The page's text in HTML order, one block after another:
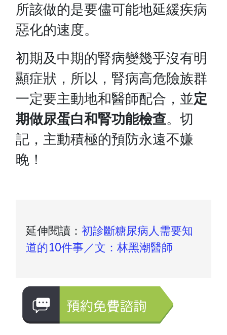
所該做的是要儘可能地延緩疾病
惡化的速度。
初期及中期的腎病變幾乎沒有明
顯症狀， 所以，腎病高危險族群
一定要主動地和醫師配合，並定
期做尿蛋白和腎功能檢查。切
記，主動積極的預防永遠不嫌
晚！
延伸閱讀：初診斷糖尿病人需要知
道的10件事／文：林黑潮醫師